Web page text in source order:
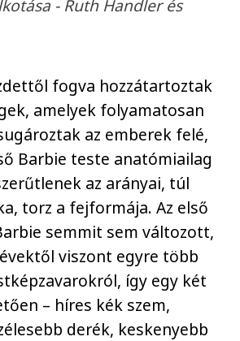
- Ruth Handler és
fogva hozzátartoztak
amelyek folyamatosan
az emberek felé,
Barbie teste anatómiailag
az arányai, túl
torz a fejformája. Az első
semmit sem változott,
viszont egyre több
így egy két
– híres kék szem,
derék, keskenyebb